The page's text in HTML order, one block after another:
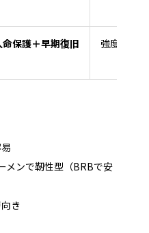
命保護＋早期復旧 強度型と
メンで靭性型（BRBで安
き